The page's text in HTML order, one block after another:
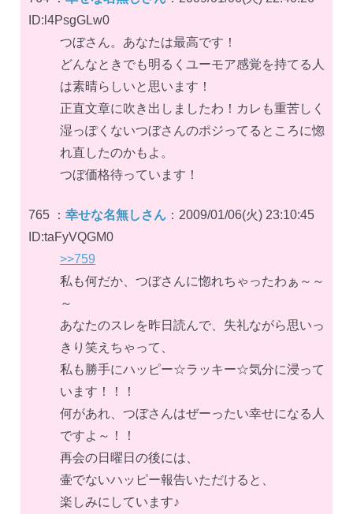
ID:l4PsgGLw0
つぼさん。あなたは最高です！
どんなときでも明るくユーモア感覚を持てる人
は素晴らしいと思います！
正直文章に吹き出しましたわ！カレも重苦しく
湿っぽくないつぼさんのポジってるところに惚
れ直したのかもよ。
つぼ価格待っています！
765 ： 幸せな名無しさん ：2009/01/06(火) 23:10:45
ID:taFyVQGM0
>>759
私も何だか、つぼさんに惚れちゃったわぁ～～
～
あなたのスレを昨日読んで、失礼ながら思いっ
きり笑えちゃって、
私も勝手にハッピー☆ラッキー☆気分に浸って
います！！！
何があれ、つぼさんはぜーったい幸せになる人
ですよ～！！
再会の日曜日の後には、
壷でないハッピー報告いただけると、
楽しみにしています♪